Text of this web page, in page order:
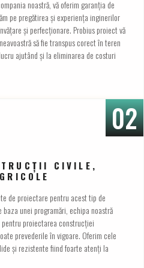
noastră, vă oferim garanția de
pe pregătirea și experiența inginerilor
și perfecționare. Probius proiect vă
să fie transpus corect în teren
ajutând și la eliminarea de costuri
CIVILE,
de proiectare pentru acest tip de
unei programări, echipa noastră
proiectarea construcției
prevederile în vigoare. Oferim cele
și rezistente fiind foarte atenți la
02